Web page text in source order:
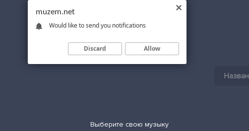
Выберите свою музыку
muzem.net
Would like to send you notifications
Discard Allow